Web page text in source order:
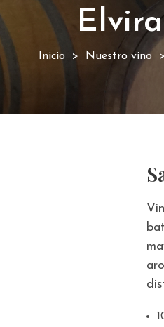
Elvira
Inicio Nuestro vino